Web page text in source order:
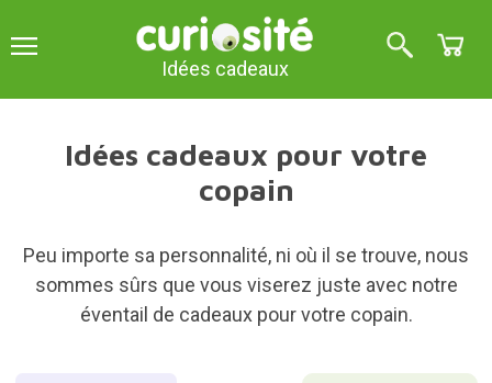
Idées cadeaux
Idées cadeaux pour votre
copain
Peu importe sa personnalité, ni où il se trouve, nous
sommes sûrs que vous viserez juste avec notre
éventail de cadeaux pour votre copain.